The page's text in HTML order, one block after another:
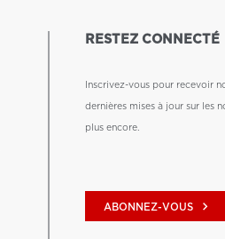
RESTEZ CONNECTÉ
Inscrivez-vous pour recevoir
dernières mises à jour sur les
plus encore.
ABONNEZ-VOUS keyboard_arrow_right